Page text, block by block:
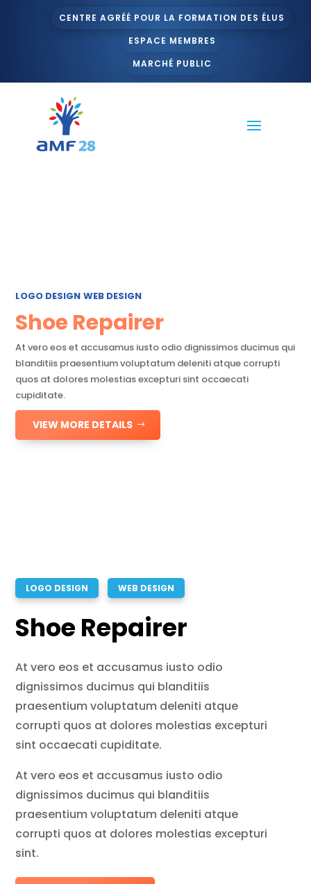
CENTRE AGRÉÉ POUR LA FORMATION DES ÉLUS
ESPACE MEMBRES
MARCHÉ PUBLIC
LOGO DESIGN WEB DESIGN
Shoe Repairer
At vero eos et accusamus iusto odio dignissimos ducimus qui
blanditiis praesentium voluptatum deleniti atque corrupti
quos at dolores molestias excepturi sint occaecati
cupiditate.
VIEW MORE DETAILS
LOGO DESIGN WEB DESIGN
Shoe Repairer
At vero eos et accusamus iusto odio
dignissimos ducimus qui blanditiis
praesentium voluptatum deleniti atque
corrupti quos at dolores molestias excepturi
sint occaecati cupiditate.
At vero eos et accusamus iusto odio
dignissimos ducimus qui blanditiis
praesentium voluptatum deleniti atque
corrupti quos at dolores molestias excepturi
sint.